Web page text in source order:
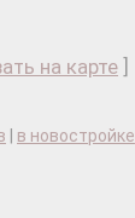
на карте
в новостройке